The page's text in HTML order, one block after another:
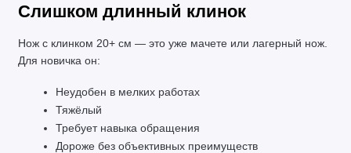
Слишком длинный клинок
Нож с клинком 20+ см — это уже мачете или лагерный нож.
Для новичка он:
Неудобен в мелких работах
Тяжёлый
Требует навыка обращения
Дороже без объективных преимуществ